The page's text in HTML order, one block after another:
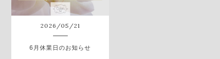
2026 /05 /21
6月休業日のお知らせ